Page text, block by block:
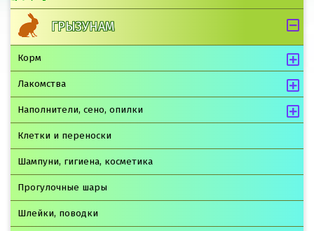
ГРЫЗУНАМ
Корм
Лакомства
Наполнители, сено, опилки
Клетки и переноски
Шампуни, гигиена, косметика
Прогулочные шары
Шлейки, поводки